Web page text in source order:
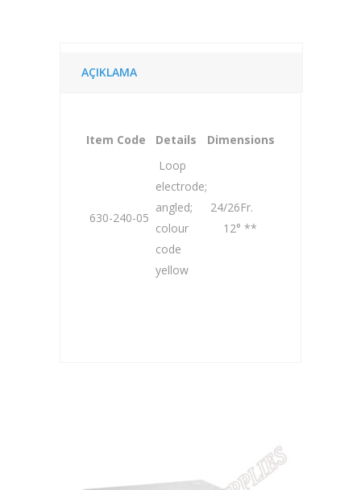
AÇIKLAMA
Item Code Details Dimensions
630-240-05
Loop
electrode;
angled;
colour
code
yellow
24/26Fr.
12° **